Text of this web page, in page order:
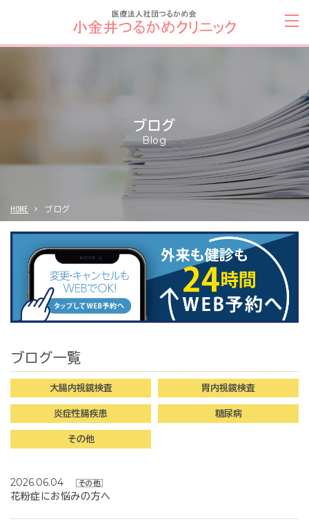
ブログ
Blog
HOME ブログ
ブログ一覧
大腸内視鏡検査 胃内視鏡検査
炎症性腸疾患 糖尿病
その他
2026.06.04 その他
花粉症にお悩みの方へ